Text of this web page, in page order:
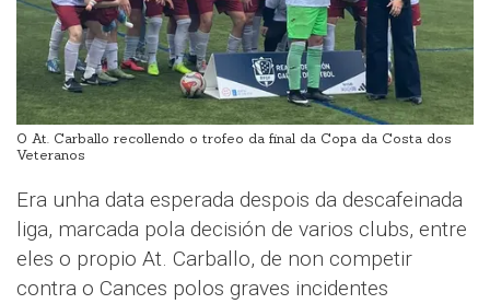
O At. Carballo recollendo o trofeo da final da Copa da Costa dos
Veteranos
Era unha data esperada despois da descafeinada
liga, marcada pola decisión de varios clubs, entre
eles o propio At. Carballo, de non competir
contra o Cances polos graves incidentes